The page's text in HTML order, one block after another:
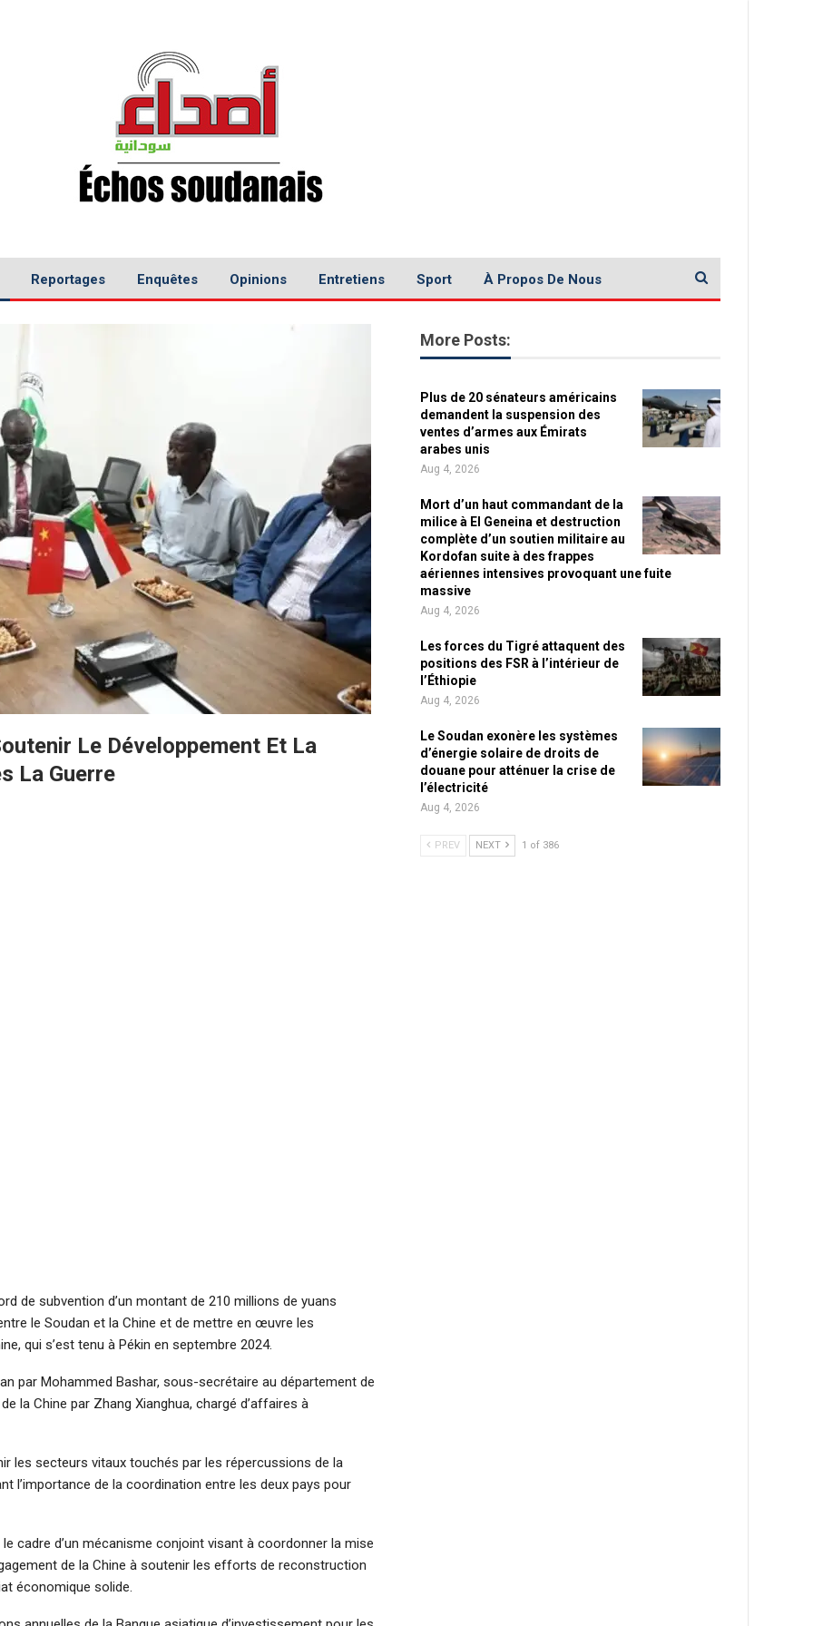
Reportages Enquêtes Opinions Entretiens Sport À Propos De Nous
Le Développement Et La
La Guerre
de subvention d’un montant de 210 millions de yuans
le Soudan et la Chine et de mettre en œuvre les
qui s’est tenu à Pékin en septembre 2024.
par Mohammed Bashar, sous-secrétaire au département de
la Chine par Zhang Xianghua, chargé d’affaires à
les secteurs vitaux touchés par les répercussions de la
l’importance de la coordination entre les deux pays pour
cadre d’un mécanisme conjoint visant à coordonner la mise
de la Chine à soutenir les efforts de reconstruction
économique solide.
More Posts:
Plus de 20 sénateurs américains
demandent la suspension des
ventes d’armes aux Émirats
arabes unis
Aug 4, 2026
Mort d’un haut commandant de la
milice à El Geneina et destruction
complète d’un soutien militaire au
Kordofan suite à des frappes
aériennes intensives provoquant une fuite
massive
Aug 4, 2026
Les forces du Tigré attaquent des
positions des FSR à l’intérieur de
l’Éthiopie
Aug 4, 2026
Le Soudan exonère les systèmes
d’énergie solaire de droits de
douane pour atténuer la crise de
l’électricité
Aug 4, 2026
PREV NEXT 1 of 386